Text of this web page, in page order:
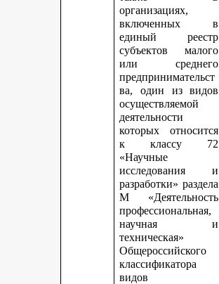
организациях,
включенных в
единый реестр
субъектов малого
или среднего
предпринимательст
ва, один из видов
осуществляемой
деятельности
которых относится
к классу 72
«Научные
исследования и
разработки» раздела
М «Деятельность
профессиональная,
научная и
техническая»
Общероссийского
классификатора
видов